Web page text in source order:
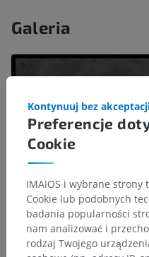
Galeria
Preferencje
Cookie
Kontynuuj bez
IMAIOS i wybrane strony
Cookie lub podobnych
badania popularności
nam analizować i
rodzaj Twojego